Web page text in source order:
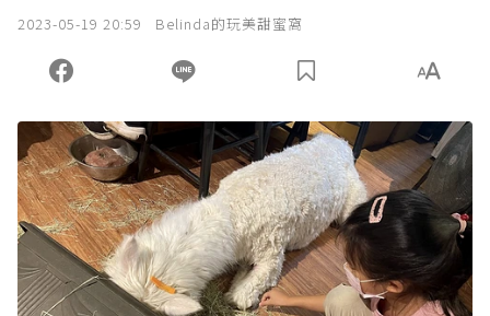
2023-05-19 20:59 Belinda的玩美甜蜜窩